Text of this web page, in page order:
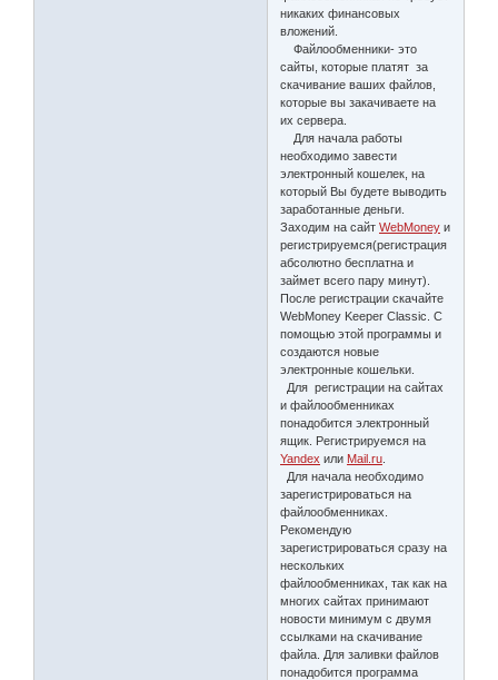
никаких финансовых
вложений.
Файлообменники- это
сайты, которые платят за
скачивание ваших файлов,
которые вы закачиваете на
их сервера.
Для начала работы
необходимо завести
электронный кошелек, на
который Вы будете выводить
заработанные деньги.
Заходим на сайтWebMoney и
регистрируемся(регистрация
абсолютно бесплатна и
займет всего пару минут).
После регистрации скачайте
WebMoney Keeper Classic. С
помощью этой программы и
создаются новые
электронные кошельки.
Для регистрации на сайтах
и файлообменниках
понадобится электронный
ящик. Регистрируемся на
Yandex или Mail.ru
Для начала необходимо
зарегистрироваться на
файлообменниках.
Рекомендую
зарегистрироваться сразу на
нескольких
файлообменниках, так как на
многих сайтах принимают
новости минимум с двумя
ссылками на скачивание
файла. Для заливки файлов
понадобится программа